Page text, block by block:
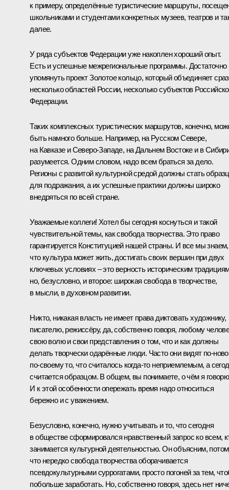
к примеру, определённые туристические маршруты,
школьниками и студентами конкретных музеев, театров и
далее.
У ряда субъектов Федерации уже накоплен хороший опыт.
Есть и успешные межрегиональные программы. Достаточно
упомянуть проект Золотое кольцо, который объединяет
несколько областей России, несколько субъектов
Федерации.
Таких комплексных туристических маршрутов, конечно,
быть намного больше. Например, на Русском Севере,
на Кавказе и Северо-Западе, на Дальнем Востоке и в
разумеется. Одним словом, надо всем браться за дело.
Регионы с развитой культурной средой должны стать
для подражания, а их успешные практики должны широко
внедряться по всей стране.
Уважаемые коллеги! Хотел бы сегодня коснуться и такой
чувствительной темы, как свобода творчества. Это право
гарантируется Конституцией нашей страны. И все мы знаем,
что культура может жить, достигать своих вершин при двух
ключевых условиях – это верность историческим
но, безусловно, и второе: широкая свобода в творчестве,
в мысли, в духовном развитии.
Никто, никакая власть не имеет права диктовать художнику,
писателю, режиссёру, да, собственно говоря, любому
свою волю и свои представления о том, что и как должны
делать творчески одарённые люди. Часто они видят
по‑своему то, что считалось когда‑то неприемлемым, а
считается образцом. В общем, вы понимаете, о чём я
И к этой особенности опережать время надо относиться
бережно и с уважением.
Безусловно, конечно, нужно учитывать и то, что сегодня
в обществе сформировался нравственный запрос ко всем,
занимается культурной деятельностью. Он объясним,
что нередко свобода творчества оборачивается
псевдокультурными суррогатами, просто погоней за тем,
побольше заработать. Но, собственно говоря, здесь нет